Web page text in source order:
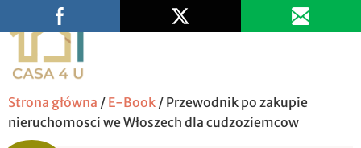
Wypełnij ankietę
Strona główna / E-Book / Przewodnik po zakupie
nieruchomosci we Włoszech dla cudzoziemcow